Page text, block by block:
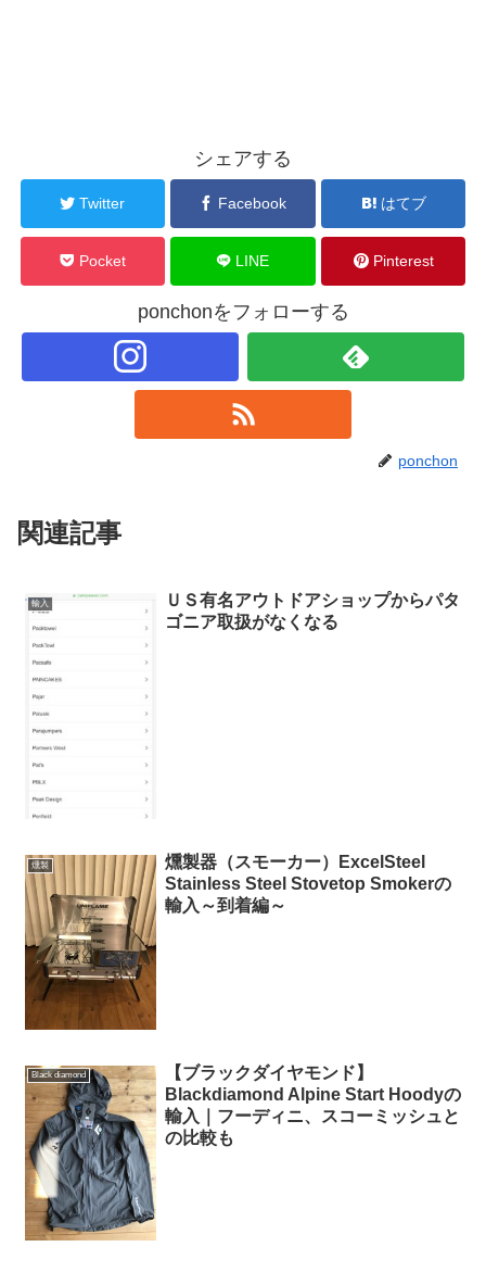
シェアする
Twitter Facebook はてブ
Pocket LINE Pinterest
ponchonをフォローする
ponchon
関連記事
輸入
ＵＳ有名アウトドアショップからパタ
ゴニア取扱がなくなる
燻製
燻製器（スモーカー）ExcelSteel
Stainless Steel Stovetop Smokerの
輸入～到着編～
Black diamond
【ブラックダイヤモンド】
Blackdiamond Alpine Start Hoodyの
輸入｜フーディニ、スコーミッシュと
の比較も